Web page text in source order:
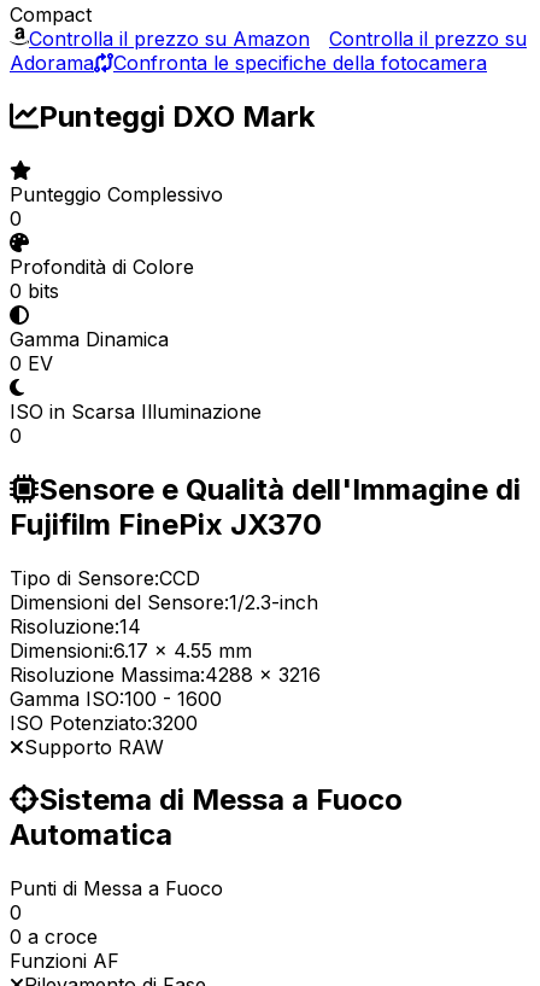
Compact
Controlla il prezzo su Amazon
Controlla il prezzo su
Adorama
Confronta le specifiche della fotocamera
Punteggi DXO Mark
Punteggio Complessivo
0
Profondità di Colore
0 bits
Gamma Dinamica
0 EV
ISO in Scarsa Illuminazione
0
Sensore e Qualità dell'Immagine di
Fujifilm FinePix JX370
Tipo di Sensore:CCD
Dimensioni del Sensore:1/2.3-inch
Risoluzione:14
Dimensioni:6.17 x 4.55 mm
Risoluzione Massima:4288 x 3216
Gamma ISO:100 - 1600
ISO Potenziato:3200
Supporto RAW
Sistema di Messa a Fuoco
Automatica
Punti di Messa a Fuoco
0
0 a croce
Funzioni AF